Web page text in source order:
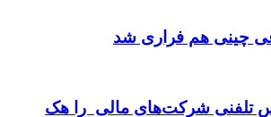
چینی هم فراری شد
تلفنی شرکت‌های مالی را هک